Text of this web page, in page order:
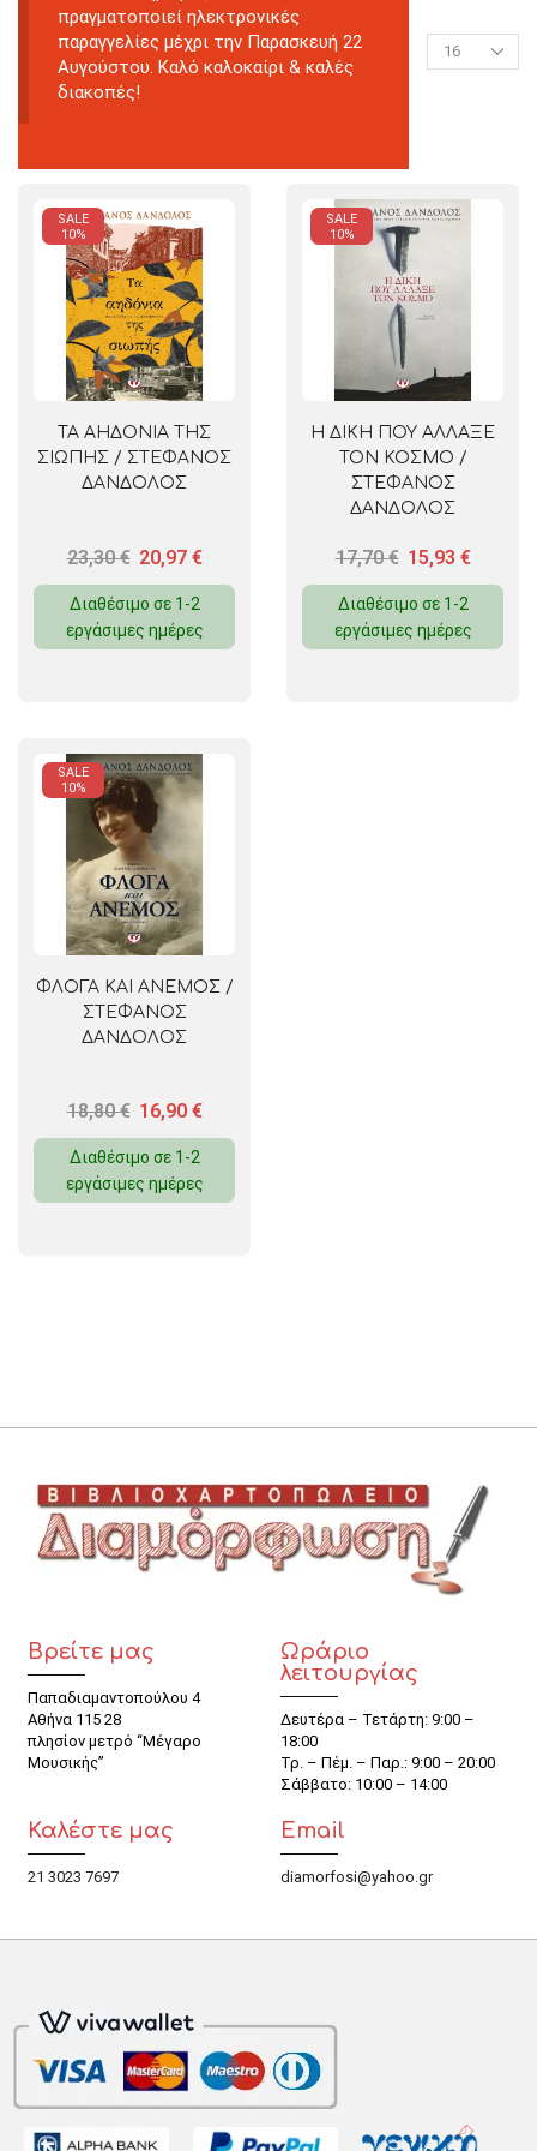
πραγματοποιεί ηλεκτρονικές
παραγγελίες μέχρι την Παρασκευή 22
Αυγούστου. Καλό καλοκαίρι & καλές
διακοπές!
SALE
10%
ΤΑ ΑΗΔΟΝΙΑ ΤΗΣ
ΣΙΩΠΗΣ / ΣΤΕΦΑΝΟΣ
ΔΑΝΔΟΛΟΣ
23,30€ 20,97 €
Διαθέσιμο σε 1-2
εργάσιμες ημέρες
SALE
10%
Η ΔΙΚΗ ΠΟΥ ΑΛΛΑΞΕ
ΤΟΝ ΚΟΣΜΟ /
ΣΤΕΦΑΝΟΣ
ΔΑΝΔΟΛΟΣ
17,70€ 15,93 €
Διαθέσιμο σε 1-2
εργάσιμες ημέρες
SALE
10%
ΦΛΟΓΑ ΚΑΙ ΑΝΕΜΟΣ /
ΣΤΕΦΑΝΟΣ
ΔΑΝΔΟΛΟΣ
18,80€ 16,90 €
Διαθέσιμο σε 1-2
εργάσιμες ημέρες
Βρείτε μας
Παπαδιαμαντοπούλου 4
Αθήνα 115 28
πλησίον μετρό “Μέγαρο
Μουσικής”
Ωράριο
λειτουργίας
Δευτέρα – Τετάρτη: 9:00 –
18:00
Τρ. – Πέμ. – Παρ.: 9:00 – 20:00
Σάββατο: 10:00 – 14:00
Καλέστε μας
21 3023 7697
Email
diamorfosi@yahoo.gr